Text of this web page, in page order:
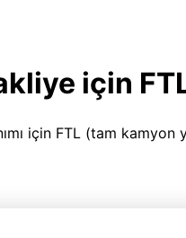
için
için FTL (tam